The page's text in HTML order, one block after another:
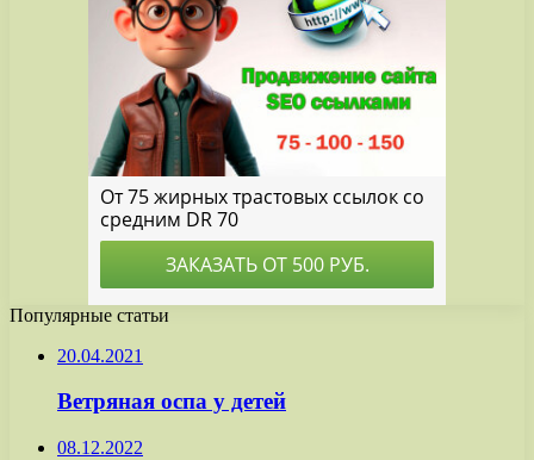
Популярные статьи
20.04.2021
Ветряная оспа у детей
08.12.2022